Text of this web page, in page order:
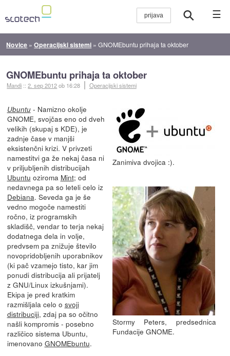
☰
Novice »Operacijski sistemi »GNOMEbuntu prihaja ta oktober
GNOMEbuntu prihaja ta oktober
Mandi ::2. sep 2012ob 16:28 Operacijski sistemi
Zanimiva dvojica :).
Stormy Peters, predsednica
Fundacije GNOME.
Ubuntu- Namizno okolje
GNOME, svojčas eno od dveh
velikih (skupaj s KDE), je
zadnje čase v manjši
eksistenčni krizi. V privzeti
namestitvi ga že nekaj časa ni
v priljubljenih distribucijah
Ubuntu oziroma Mint; od
nedavnega pa so leteli celo iz
Debiana. Seveda ga je še
vedno mogoče namestiti
ročno, iz programskih
skladišč, vendar to terja nekaj
dodatnega dela in volje,
predvsem pa znižuje število
novopridobljenih uporabnikov
(ki pač vzamejo tisto, kar jim
ponudi distribucija ali prijatelj
z GNU/Linux izkušnjami).
Ekipa je pred kratkim
razmišljala celo o svoji
distribuciji, zdaj pa so očitno
našli kompromis - posebno
različico sistema Ubuntu,
imenovano GNOMEbuntu.